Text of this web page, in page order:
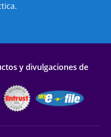
y divulgaciones de